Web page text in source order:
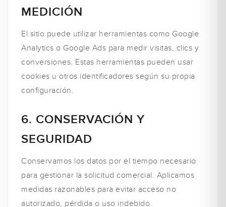
MEDICIÓN
El sitio puede utilizar herramientas como Google
Analytics o Google Ads para medir visitas, clics y
conversiones. Estas herramientas pueden usar
cookies u otros identificadores según su propia
configuración.
6. CONSERVACIÓN Y
SEGURIDAD
Conservamos los datos por el tiempo necesario
para gestionar la solicitud comercial. Aplicamos
medidas razonables para evitar acceso no
autorizado, pérdida o uso indebido.